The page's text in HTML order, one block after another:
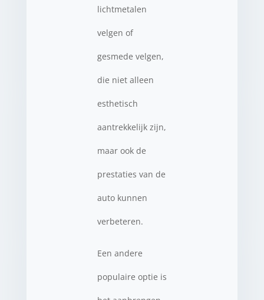
lichtmetalen
velgen of
gesmede velgen,
die niet alleen
esthetisch
aantrekkelijk zijn,
maar ook de
prestaties van de
auto kunnen
verbeteren.
Een andere
populaire optie is